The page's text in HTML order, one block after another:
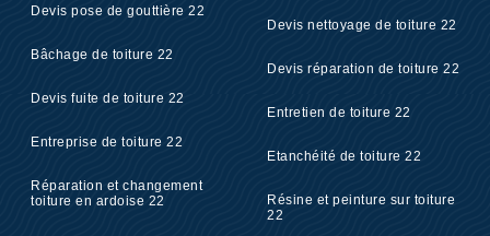
Devis pose de gouttière 22
Bâchage de toiture 22
Devis fuite de toiture 22
Entreprise de toiture 22
Réparation et changement
toiture en ardoise 22
Devis nettoyage de toiture 22
Devis réparation de toiture 22
Entretien de toiture 22
Etanchéité de toiture 22
Résine et peinture sur toiture
22